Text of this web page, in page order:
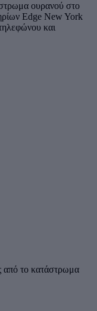
ουρανού στο
Edge New York
και
από το κατάστρωμα